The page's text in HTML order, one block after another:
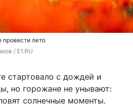
провести лето
/ E1.RU
стартовало с дождей и
но горожане не унывают:
солнечные моменты.